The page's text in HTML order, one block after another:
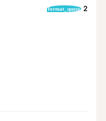
format_quote 2